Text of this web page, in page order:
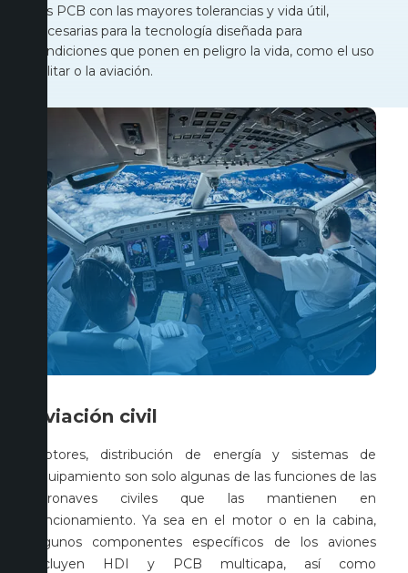
Las PCB con las mayores tolerancias y vida útil,
necesarias para la tecnología diseñada para
condiciones que ponen en peligro la vida, como el uso
militar o la aviación.
Aviación civil
Motores, distribución de energía y sistemas de
equipamiento son solo algunas de las funciones de las
aeronaves civiles que las mantienen en
funcionamiento. Ya sea en el motor o en la cabina,
algunos componentes específicos de los aviones
incluyen HDI y PCB multicapa, así como